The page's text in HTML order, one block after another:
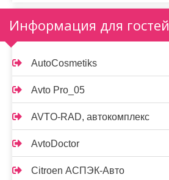
Информация для гостей
AutoCosmetiks
Avto Pro_05
AVTO-RAD, автокомплекс
AvtoDoctor
Citroen АСПЭК-Авто